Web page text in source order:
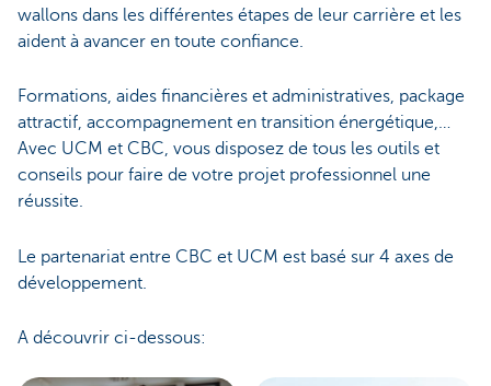
wallons dans les différentes étapes de leur carrière et les
aident à avancer en toute confiance.
Formations, aides financières et administratives, package
attractif, accompagnement en transition énergétique,…
Avec UCM et CBC, vous disposez de tous les outils et
conseils pour faire de votre projet professionnel une
réussite.
Le partenariat entre CBC et UCM est basé sur 4 axes de
développement.
A découvrir ci-dessous: